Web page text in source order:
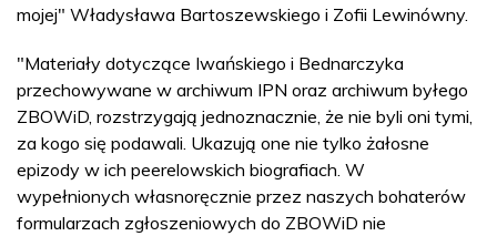
mojej" Władysława Bartoszewskiego i Zofii Lewinówny.
"Materiały dotyczące Iwańskiego i Bednarczyka
przechowywane w archiwum IPN oraz archiwum byłego
ZBOWiD, rozstrzygają jednoznacznie, że nie byli oni tymi,
za kogo się podawali. Ukazują one nie tylko żałosne
epizody w ich peerelowskich biografiach. W
wypełnionych własnoręcznie przez naszych bohaterów
formularzach zgłoszeniowych do ZBOWiD nie